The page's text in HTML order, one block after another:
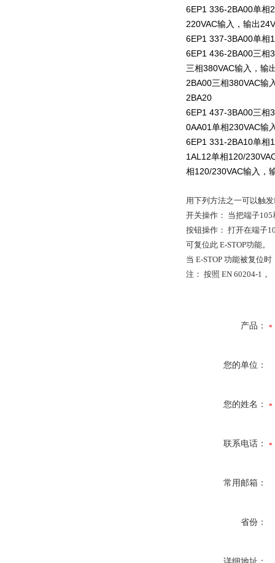
6EP1 336-2BA00单相
220VAC输入，输出
6EP1 337-3BA00单相
6EP1 436-2BA00三相
三相380VAC输入，输
2BA00三相380VAC输
2BA20
6EP1 437-3BA00三相
0AA01单相230VAC输
6EP1 331-2BA10单相
1AL12单相120/
相120/230VAC输入，
用下列方法之一可以触发
开关操作： 当把端子
按钮操作： 打开在端子
可复位此 E-STOP功能。
当 E-STOP 功能被复位
注： 按照 EN 60204-1，
产品：
您的单位：
您的姓名：
联系电话：
常用邮箱：
省份：